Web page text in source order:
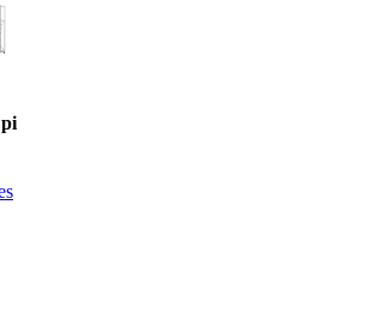
une date :
une date au format : Année-Mois-Jour